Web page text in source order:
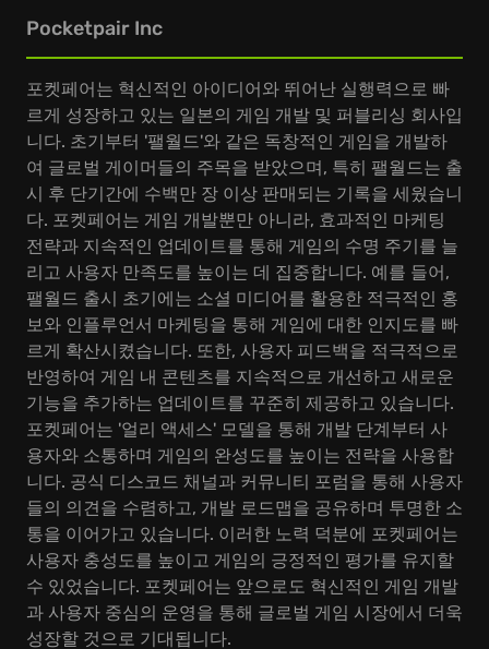
Pocketpair Inc
포켓페어는 혁신적인 아이디어와 뛰어난 실행력으로 빠
르게 성장하고 있는 일본의 게임 개발 및 퍼블리싱 회사입
니다. 초기부터 '팰월드'와 같은 독창적인 게임을 개발하
여 글로벌 게이머들의 주목을 받았으며, 특히 팰월드는 출
시 후 단기간에 수백만 장 이상 판매되는 기록을 세웠습니
다. 포켓페어는 게임 개발뿐만 아니라, 효과적인 마케팅
전략과 지속적인 업데이트를 통해 게임의 수명 주기를 늘
리고 사용자 만족도를 높이는 데 집중합니다. 예를 들어,
팰월드 출시 초기에는 소셜 미디어를 활용한 적극적인 홍
보와 인플루언서 마케팅을 통해 게임에 대한 인지도를 빠
르게 확산시켰습니다. 또한, 사용자 피드백을 적극적으로
반영하여 게임 내 콘텐츠를 지속적으로 개선하고 새로운
기능을 추가하는 업데이트를 꾸준히 제공하고 있습니다.
포켓페어는 '얼리 액세스' 모델을 통해 개발 단계부터 사
용자와 소통하며 게임의 완성도를 높이는 전략을 사용합
니다. 공식 디스코드 채널과 커뮤니티 포럼을 통해 사용자
들의 의견을 수렴하고, 개발 로드맵을 공유하며 투명한 소
통을 이어가고 있습니다. 이러한 노력 덕분에 포켓페어는
사용자 충성도를 높이고 게임의 긍정적인 평가를 유지할
수 있었습니다. 포켓페어는 앞으로도 혁신적인 게임 개발
과 사용자 중심의 운영을 통해 글로벌 게임 시장에서 더욱
성장할 것으로 기대됩니다.